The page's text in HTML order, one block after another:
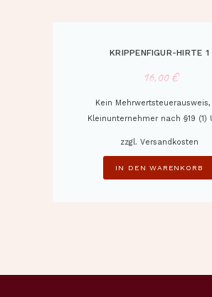
KRIPPENFIGUR-HIRTE 1
16,00€
Kein Mehrwertsteuerausweis,
Kleinunternehmer nach §19 (1)
zzgl. Versandkosten
IN DEN WARENKORB